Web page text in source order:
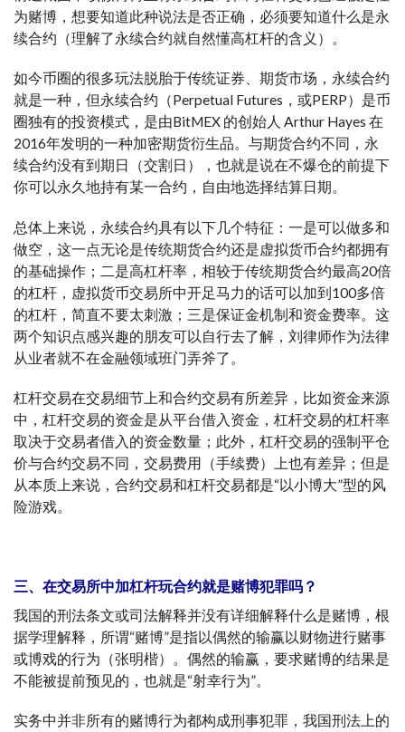
为赌博，想要知道此种说法是否正确，必须要知道什么是永
续合约（理解了永续合约就自然懂高杠杆的含义）。
如今币圈的很多玩法脱胎于传统证券、期货市场，永续合约
就是一种，但永续合约（Perpetual Futures，或PERP）是币
圈独有的投资模式，是由BitMEX 的创始人 Arthur Hayes 在
2016年发明的一种加密期货衍生品。与期货合约不同，永
续合约没有到期日（交割日），也就是说在不爆仓的前提下
你可以永久地持有某一合约，自由地选择结算日期。
总体上来说，永续合约具有以下几个特征：一是可以做多和
做空，这一点无论是传统期货合约还是虚拟货币合约都拥有
的基础操作；二是高杠杆率，相较于传统期货合约最高20倍
的杠杆，虚拟货币交易所中开足马力的话可以加到100多倍
的杠杆，简直不要太刺激；三是保证金机制和资金费率。这
两个知识点感兴趣的朋友可以自行去了解，刘律师作为法律
从业者就不在金融领域班门弄斧了。
杠杆交易在交易细节上和合约交易有所差异，比如资金来源
中，杠杆交易的资金是从平台借入资金，杠杆交易的杠杆率
取决于交易者借入的资金数量；此外，杠杆交易的强制平仓
价与合约交易不同，交易费用（手续费）上也有差异；但是
从本质上来说，合约交易和杠杆交易都是“以小博大”型的风
险游戏。
三、在交易所中加杠杆玩合约就是赌博犯罪吗？
我国的刑法条文或司法解释并没有详细解释什么是赌博，根
据学理解释，所谓“赌博”是指以偶然的输赢以财物进行赌事
或博戏的行为（张明楷）。偶然的输赢，要求赌博的结果是
不能被提前预见的，也就是“射幸行为”。
实务中并非所有的赌博行为都构成刑事犯罪，我国刑法上的